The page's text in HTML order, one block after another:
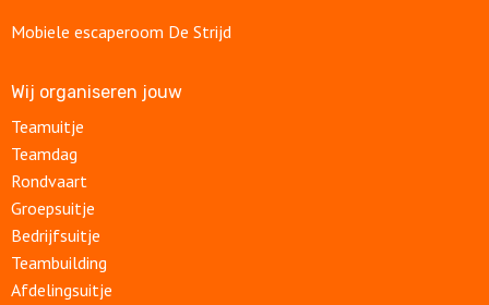
Mobiele escaperoom De Strijd
Wij organiseren jouw
Teamuitje
Teamdag
Rondvaart
Groepsuitje
Bedrijfsuitje
Teambuilding
Afdelingsuitje